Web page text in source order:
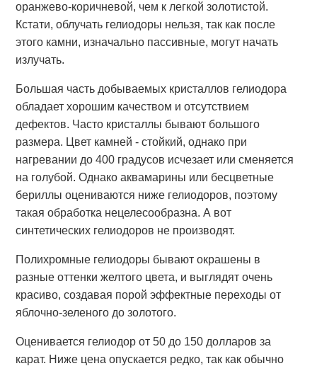
оранжево-коричневой, чем к легкой золотистой.
Кстати, облучать гелиодоры нельзя, так как после
этого камни, изначально пассивные, могут начать
излучать.
Большая часть добываемых кристаллов гелиодора
обладает хорошим качеством и отсутствием
дефектов. Часто кристаллы бывают большого
размера. Цвет камней - стойкий, однако при
нагревании до 400 градусов исчезает или сменяется
на голубой. Однако аквамарины или бесцветные
бериллы оцениваются ниже гелиодоров, поэтому
такая обработка нецелесообразна. А вот
синтетических гелиодоров не производят.
Полихромные гелиодоры бывают окрашены в
разные оттенки желтого цвета, и выглядят очень
красиво, создавая порой эффектные переходы от
яблочно-зеленого до золотого.
Оценивается гелиодор от 50 до 150 долларов за
карат. Ниже цена опускается редко, так как обычно